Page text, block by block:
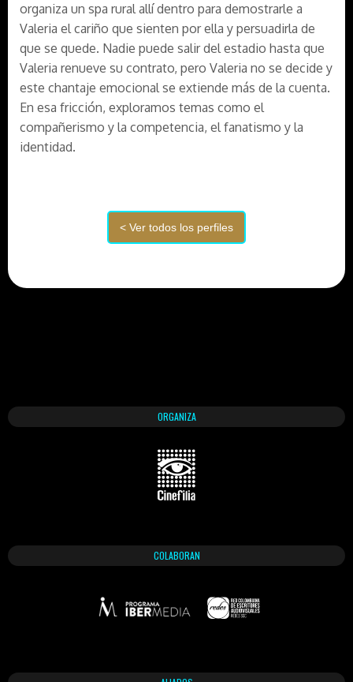
organiza un spa rural allí dentro para demostrarle a
Valeria el cariño que sienten por ella y persuadirla de
que se quede. Nadie puede salir del estadio hasta que
Valeria renueve su contrato, pero Valeria no se decide y
este chantaje emocional se extiende más de la cuenta.
En esa fricción, exploramos temas como el
compañerismo y la competencia, el fanatismo y la
identidad.
ORGANIZA
COLABORAN